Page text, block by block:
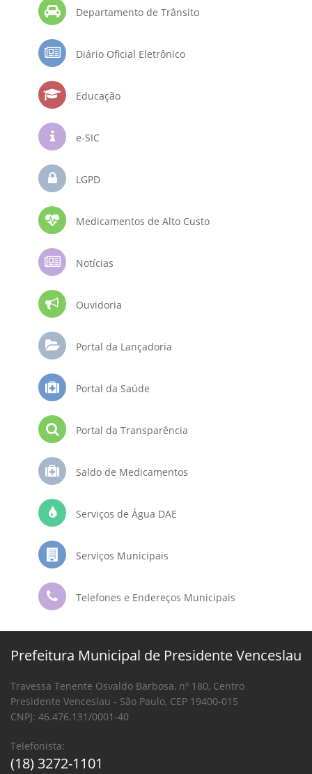
Departamento de Trânsito
Diário Oficial Eletrônico
Educação
e-SIC
LGPD
Medicamentos de Alto Custo
Notícias
Ouvidoria
Portal da Lançadoria
Portal da Saúde
Portal da Transparência
Saldo de Medicamentos
Serviços de Água DAE
Serviços Municipais
Telefones e Endereços Municipais
Prefeitura Municipal de Presidente Venceslau
Travessa Tenente Osvaldo Barbosa, nº 180, Centro
Presidente Venceslau - São Paulo, CEP 19400-015
CNPJ: 46.476.131/0001-40
Telefonista:
(18) 3272-1101